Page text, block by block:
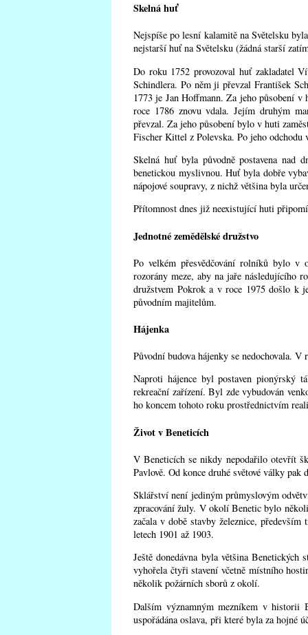
Skelná huť
Nejspíše po lesní kalamitě na Světelsku
nejstarší huť na Světelsku (žádná starší
Do roku 1752 provozoval huť zakladatel
Schindlera. Po něm ji převzal František
1773 je Jan Hoffmann. Za jeho působení
roce 1786 znovu vdala. Jejím druhým
převzal. Za jeho působení bylo v huti
Fischer Kittel z Polevska. Po jeho
Skelná huť byla původně postavena
benetickou myslivnou. Huť byla dobře
nápojové soupravy, z nichž většina byla
Přítomnost dnes již neexistující huti
Jednotné zemědělské družstvo
Po velkém přesvědčování rolníků bylo v
rozorány meze, aby na jaře následujícího
družstvem Pokrok a v roce 1975 došlo k
původním majitelům.
Hájenka
Původní budova hájenky se nedochovala. V
Naproti hájence byl postaven pionýrský
rekreační zařízení. Byl zde vybudován
ho koncem tohoto roku prostřednictvím
Život v Beneticích
V Beneticích se nikdy nepodařilo otevřít
Pavlově. Od konce druhé světové války pak
Sklářství není jediným průmyslovým
zpracování žuly. V okolí Benetic bylo
začala v době stavby železnice,
letech 1901 až 1903.
Ještě donedávna byla většina
vyhořela čtyři stavení včetně místního
několik požárních sborů z okolí.
Dalším významným mezníkem v historii
uspořádána oslava, při které byla za hojné